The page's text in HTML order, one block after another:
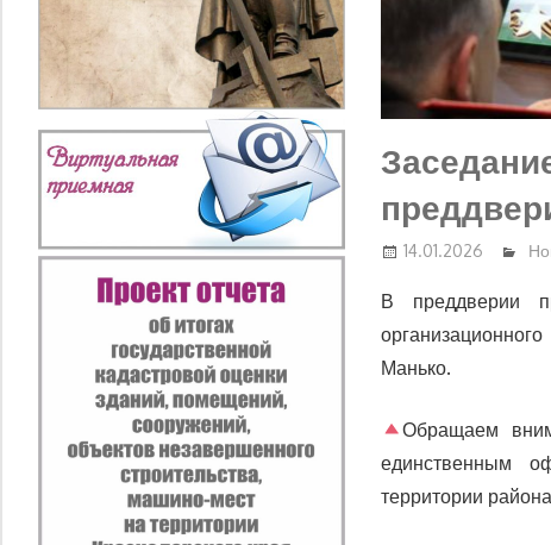
14.01.2026
В преддверии
Манько.
Обращаем
единственным
территории